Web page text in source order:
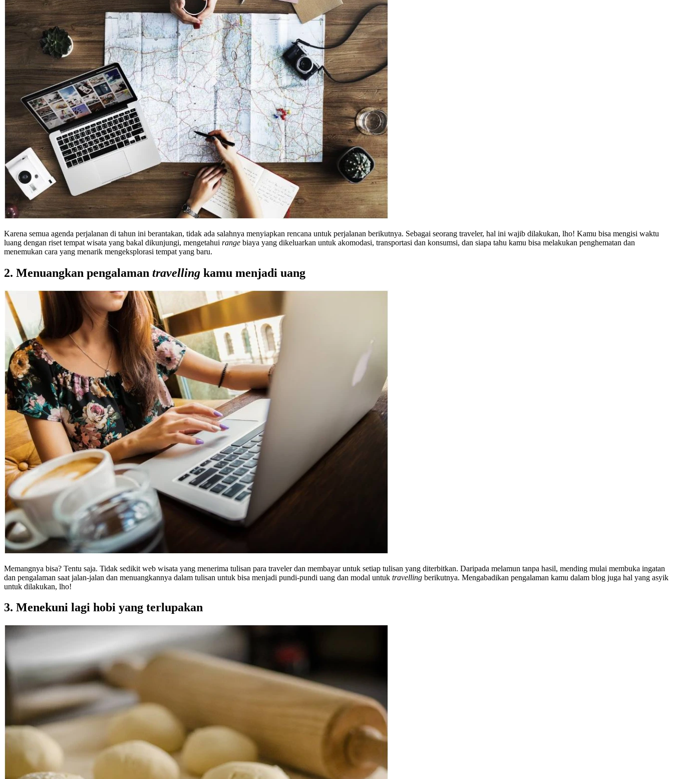
Karena semua agenda perjalanan di tahun ini berantakan, tidak ada salahnya menyiapkan rencana untuk perjalanan berikutnya. Sebagai seorang traveler, hal ini wajib dilakukan, lho! Kamu bisa mengisi waktu
luang dengan riset tempat wisata yang bakal dikunjungi, mengetahui range biaya yang dikeluarkan untuk akomodasi, transportasi dan konsumsi, dan siapa tahu kamu bisa melakukan penghematan dan
menemukan cara yang menarik mengeksplorasi tempat yang baru.
2. Menuangkan pengalaman travelling kamu menjadi uang
Memangnya bisa? Tentu saja. Tidak sedikit web wisata yang menerima tulisan para traveler dan membayar untuk setiap tulisan yang diterbitkan. Daripada melamun tanpa hasil, mending mulai membuka ingatan
dan pengalaman saat jalan-jalan dan menuangkannya dalam tulisan untuk bisa menjadi pundi-pundi uang dan modal untuk travelling berikutnya. Mengabadikan pengalaman kamu dalam blog juga hal yang asyik
untuk dilakukan, lho!
3. Menekuni lagi hobi yang terlupakan